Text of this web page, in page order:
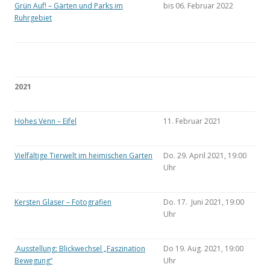
Grün Auf! – Gärten und Parks im
Ruhrgebiet
bis 06. Februar 2022
2021
Hohes Venn – Eifel 11. Februar 2021
Vielfältige Tierwelt im heimischen Garten
Do. 29. April 2021, 19:00
Uhr
Kersten Glaser – Fotografien
Do. 17. Juni 2021, 19:00
Uhr
Ausstellung: Blickwechsel „Faszination
Bewegung“
Do 19. Aug. 2021, 19:00
Uhr